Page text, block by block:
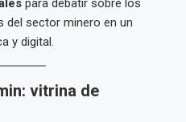
para debatir sobre los
del sector minero en un
y digital.
vitrina de